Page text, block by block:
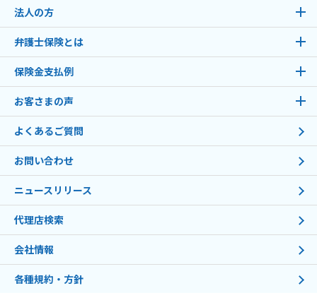
法人の方
弁護士保険とは
保険金支払例
お客さまの声
よくあるご質問
お問い合わせ
ニュースリリース
代理店検索
会社情報
各種規約・方針